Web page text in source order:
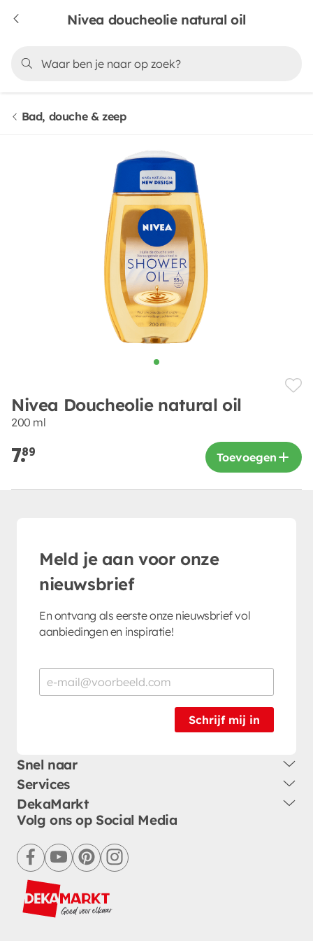
Nivea doucheolie natural oil
Bad, douche & zeep
Nivea Doucheolie natural oil
200 ml
7.89 Toevoegen
Meld je aan voor onze
nieuwsbrief
En ontvang als eerste onze nieuwsbrief vol
aanbiedingen en inspiratie!
Schrijf mij in
Snel naar
Services
DekaMarkt
Volg ons op Social Media
facebookyoutubepinterestinstagram